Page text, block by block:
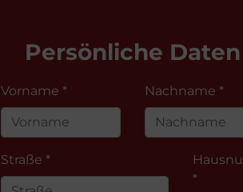
Persönliche Daten
Vorname * Nachname *
Straße *
*